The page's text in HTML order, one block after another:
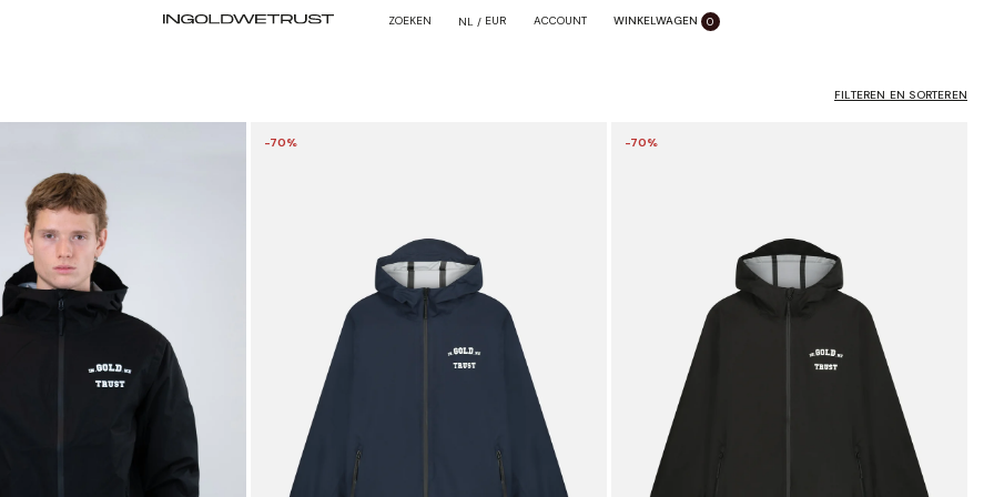
ZOEKEN NL / EUR ACCOUNT WINKELWAGEN 0
FILTEREN EN SORTEREN
-70% -70%